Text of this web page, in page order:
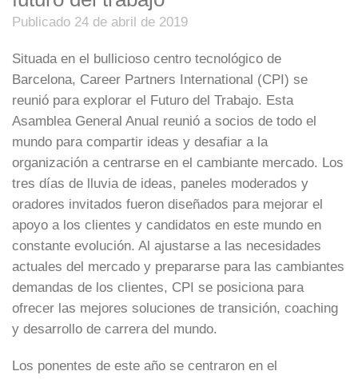
Publicado 24 de abril de 2019
Situada en el bullicioso centro tecnológico de
Barcelona, Career Partners International (CPI) se
reunió para explorar el Futuro del Trabajo. Esta
Asamblea General Anual reunió a socios de todo el
mundo para compartir ideas y desafiar a la
organización a centrarse en el cambiante mercado. Los
tres días de lluvia de ideas, paneles moderados y
oradores invitados fueron diseñados para mejorar el
apoyo a los clientes y candidatos en este mundo en
constante evolución. Al ajustarse a las necesidades
actuales del mercado y prepararse para las cambiantes
demandas de los clientes, CPI se posiciona para
ofrecer las mejores soluciones de transición, coaching
y desarrollo de carrera del mundo.
Los ponentes de este año se centraron en el